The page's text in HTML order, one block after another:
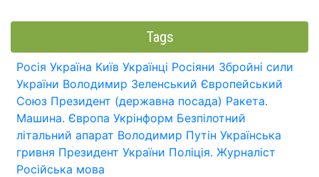
Tags
Росія Україна Київ Українці Росіяни Збройні сили
України Володимир Зеленський Європейський
Союз Президент (державна посада) Ракета.
Машина. Європа Укрінформ Безпілотний
літальний апарат Володимир Путін Українська
гривня Президент України Поліція. Журналіст
Російська мова